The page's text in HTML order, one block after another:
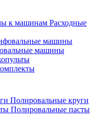
Расходные
машины
Полировальные круги
Полировальные пасты